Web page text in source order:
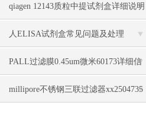
特点
qiagen 12143质粒中提试剂盒详细说明
人ELISA试剂盒常见问题及处理
PALL过滤膜0.45um微米60173详细信
息
millipore不锈钢三联过滤器xx2504735